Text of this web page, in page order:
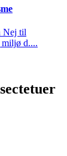
Nej til
d....